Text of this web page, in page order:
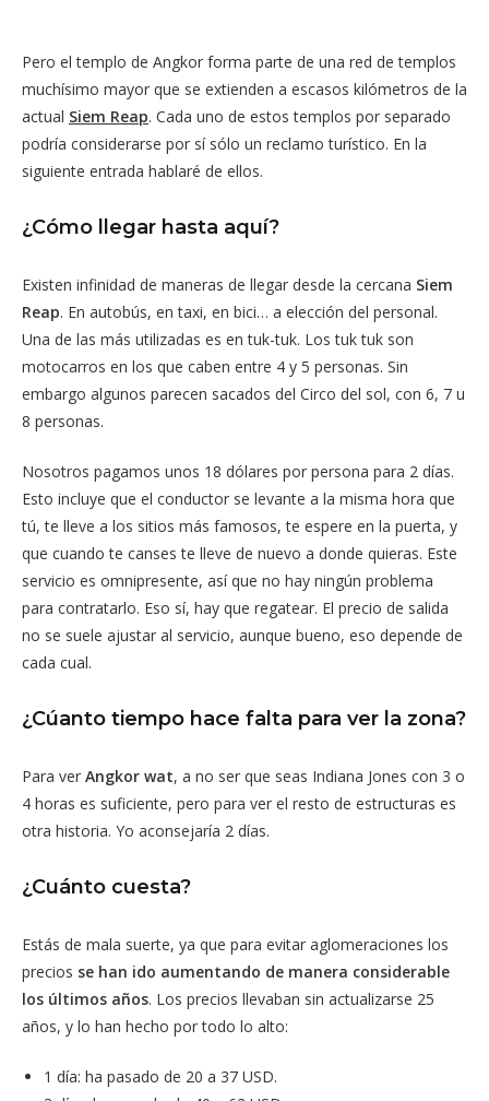
Pero el templo de Angkor forma parte de una red de templos
muchísimo mayor que se extienden a escasos kilómetros de la
actual Siem Reap. Cada uno de estos templos por separado
podría considerarse por sí sólo un reclamo turístico. En la
siguiente entrada hablaré de ellos.
¿Cómo llegar hasta aquí?
Existen infinidad de maneras de llegar desde la cercana Siem
Reap. En autobús, en taxi, en bici… a elección del personal.
Una de las más utilizadas es en tuk-tuk. Los tuk tuk son
motocarros en los que caben entre 4 y 5 personas. Sin
embargo algunos parecen sacados del Circo del sol, con 6, 7 u
8 personas.
Nosotros pagamos unos 18 dólares por persona para 2 días.
Esto incluye que el conductor se levante a la misma hora que
tú, te lleve a los sitios más famosos, te espere en la puerta, y
que cuando te canses te lleve de nuevo a donde quieras. Este
servicio es omnipresente, así que no hay ningún problema
para contratarlo. Eso sí, hay que regatear. El precio de salida
no se suele ajustar al servicio, aunque bueno, eso depende de
cada cual.
¿Cúanto tiempo hace falta para ver la zona?
Para ver Angkor wat, a no ser que seas Indiana Jones con 3 o
4 horas es suficiente, pero para ver el resto de estructuras es
otra historia. Yo aconsejaría 2 días.
¿Cuánto cuesta?
Estás de mala suerte, ya que para evitar aglomeraciones los
precios se han ido aumentando de manera considerable
los últimos años. Los precios llevaban sin actualizarse 25
años, y lo han hecho por todo lo alto:
1 día: ha pasado de 20 a 37 USD.